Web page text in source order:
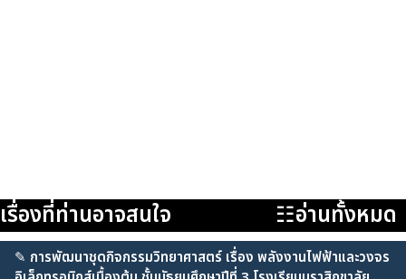
เรื่องที่ท่านอาจสนใจ ☷อ่านทั้งหมด
✎ การพัฒนาชุดกิจกรรมวิทยาศาสตร์ เรื่อง พลังงานไฟฟ้าและวงจร